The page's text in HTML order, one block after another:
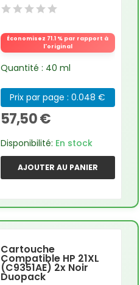
Économisez 71.1 % par rapport à
l'original
Quantité : 40 ml
Prix par page : 0.048 €
57,50 €
Disponibilité: En stock
AJOUTER AU PANIER
Cartouche
Compatible HP 21XL
(C9351AE) 2x Noir
Duopack